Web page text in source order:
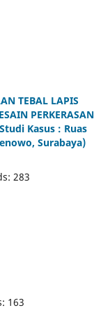
TEBAL LAPIS
PERKERASAN
Kasus : Ruas
Surabaya)
283
163